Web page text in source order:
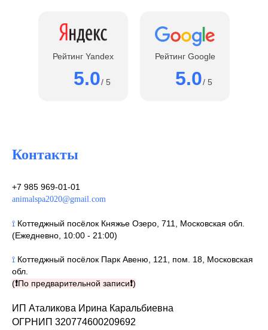
Рейтинг Yandex
5.0/ 5
Рейтинг Google
5.0/ 5
Контакты
+7 985 969-01-01
animalspa2020@gmail.com
⟟ Коттеджный посёлок Княжье Озеро, 711, Московская обл.
(Ежедневно, 10:00 - 21:00)
⟟ Коттеджный посёлок Парк Авеню, 121, пом. 18, Московская
обл.
(❗По предварительной записи❗)
ИП Аталикова Ирина Каральбиевна
ОГРНИП 320774600209692